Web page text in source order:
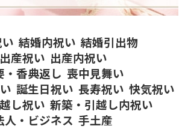
結婚内祝い 結婚引出物
出産祝い 出産内祝い
・香典返し 喪中見舞い
誕生日祝い 長寿祝い 快気祝い
し祝い 新築・引越し内祝い
人・ビジネス 手土産